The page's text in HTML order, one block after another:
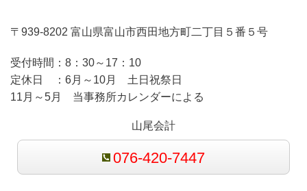
〒939-8202 富山県富山市西田地方町二丁目５番５号
受付時間： 8：30～17：10
定休日 ： 6月～10月 土日祝祭日
11月～5月 当事務所カレンダーによる
山尾会計
076-420-7447